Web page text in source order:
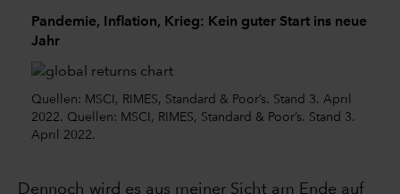
Pandemie, Inflation, Krieg: Kein guter Start ins neue
Jahr
Quellen: MSCI, RIMES, Standard & Poor’s. Stand 3. April
2022. Quellen: MSCI, RIMES, Standard & Poor’s. Stand 3.
April 2022.
Dennoch wird es aus meiner Sicht am Ende auf